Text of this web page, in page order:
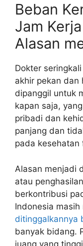
Beban
Jam
Alasan
Dokter
akhir pekan dan
dipanggil untuk
kapan saja,
pribadi dan
panjang dan
pada kesehatan
Alasan menjadi
atau
berkontribusi
Indonesia masih
ditinggalkannya
banyak bidang.
juang yang